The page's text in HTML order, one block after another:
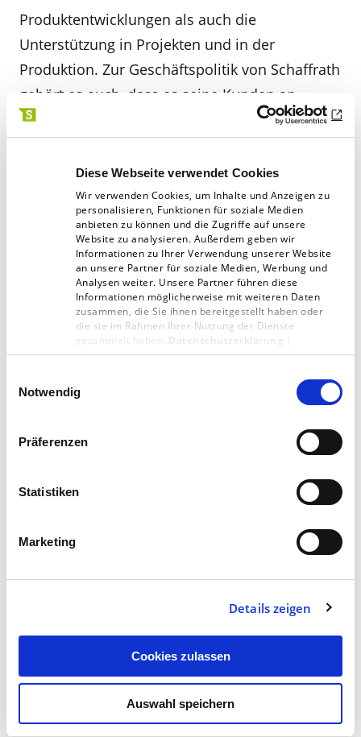
Diese Webseite verwendet Cookies
Wir verwenden Cookies, um Inhalte und Anzeigen zu
personalisieren, Funktionen für soziale Medien
anbieten zu können und die Zugriffe auf unsere
Website zu analysieren. Außerdem geben wir
Informationen zu Ihrer Verwendung unserer Website
an unsere Partner für soziale Medien, Werbung und
Analysen weiter. Unsere Partner führen diese
Informationen möglicherweise mit weiteren Daten
zusammen, die Sie ihnen bereitgestellt haben oder
die sie im Rahmen Ihrer Nutzung der Dienste
gesammelt haben. Datenschutzerklärung
Impressum
Notwendig
Präferenzen
Statistiken
Marketing
Details zeigen
Cookies zulassen
Auswahl speichern
Produktentwicklungen als auch die
Unterstützung in Projekten und in der
Produktion. Zur Geschäftspolitik von Schaffrath
gehört es auch, dass es seine Kunden an
technolo­ gischen und strukturellen
Entwicklungen teilhaben lässt. So hat der DÄV
in den vielen Jahren der Zusam­menarbeit auch
finanziell schon häufig an Optimie­
rungsmaßnahmen partizipiert. Für Jürgen
Führer ist hierbei entscheidend, dass
Schaffrath immer wieder benötigte
Kompetenzen aktiv abfragt und einbringt, aber
sich auch nicht scheut, weitere Partner mit ins
Boot zu holen, wenn diese über größere oder
selber.
in die Zukunft
Eine zunehmende Herausforderung für beide
zunehmend auch der Versor­gungsdruck in den
Bereichen Druck und Versand dar. Belastet im
Versandbereich mehr die Preispolitik der Post
die Gewinn­ und Verlustrechnung des DÄV, so
sind es im Bereich der Rohstoffe vor allem die